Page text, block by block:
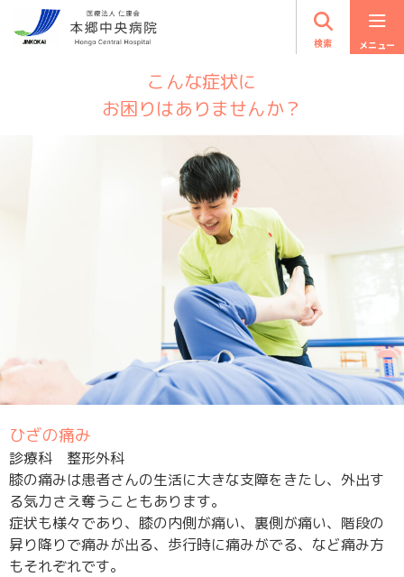
検索
こんな症状に
お困りはありませんか？
ひざの痛み
診療科 整形外科
膝の痛みは患者さんの生活に大きな支障をきたし、外出す
る気力さえ奪うこともあります。
症状も様々であり、膝の内側が痛い、裏側が痛い、階段の
昇り降りで痛みが出る、歩行時に痛みがでる、など痛み方
もそれぞれです。